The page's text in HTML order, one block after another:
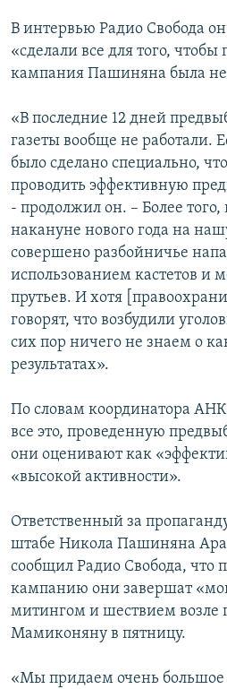
В интервью Радио Свобода он
«сделали все для того,
кампания Пашиняна была
«В последние 12 дней
газеты вообще не работали.
было сделано специально,
проводить эффективную
- продолжил он. – Более того,
накануне нового года на
совершено разбойничье
использованием кастетов и
прутьев. И хотя
говорят, что возбудили
сих пор ничего не знаем о
результатах».
По словам координатора
все это, проведенную
они оценивают как
«высокой активности».
Ответственный за
штабе Никола Пашиняна
сообщил Радио Свобода, что
кампанию они завершат
митингом и шествием возле
Мамиконяну в пятницу.
«Мы придаем очень большое